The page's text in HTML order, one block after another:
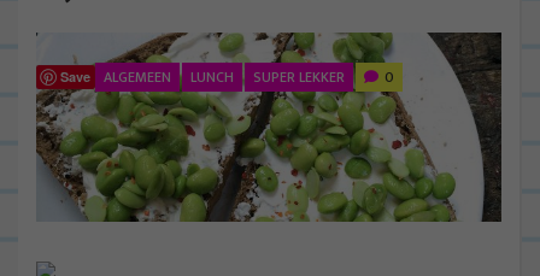
Save ALGEMEEN LUNCH SUPER LEKKER 0